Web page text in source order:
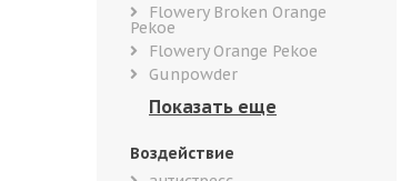
Flowery Broken Orange
Pekoe
Flowery Orange Pekoe
Gunpowder
Воздействие